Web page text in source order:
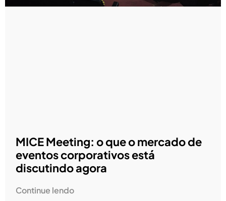
MICE Meeting: o que o mercado de
eventos corporativos está
discutindo agora
Continue lendo